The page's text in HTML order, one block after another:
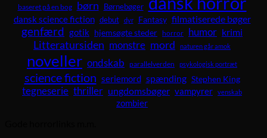
baseret på en bog børn Børnebøger
dansk science fiction debut dyr Fantasy filmatiserede bøger
genfærd gotik hjemsøgte steder horror humor krimi
Litteratursiden monstre mord naturen går amok
noveller ondskab parallelverden psykologisk portræt
science fiction seriemord spænding Stephen King
tegneserie thriller ungdomsbøger vampyrer venskab
zombier